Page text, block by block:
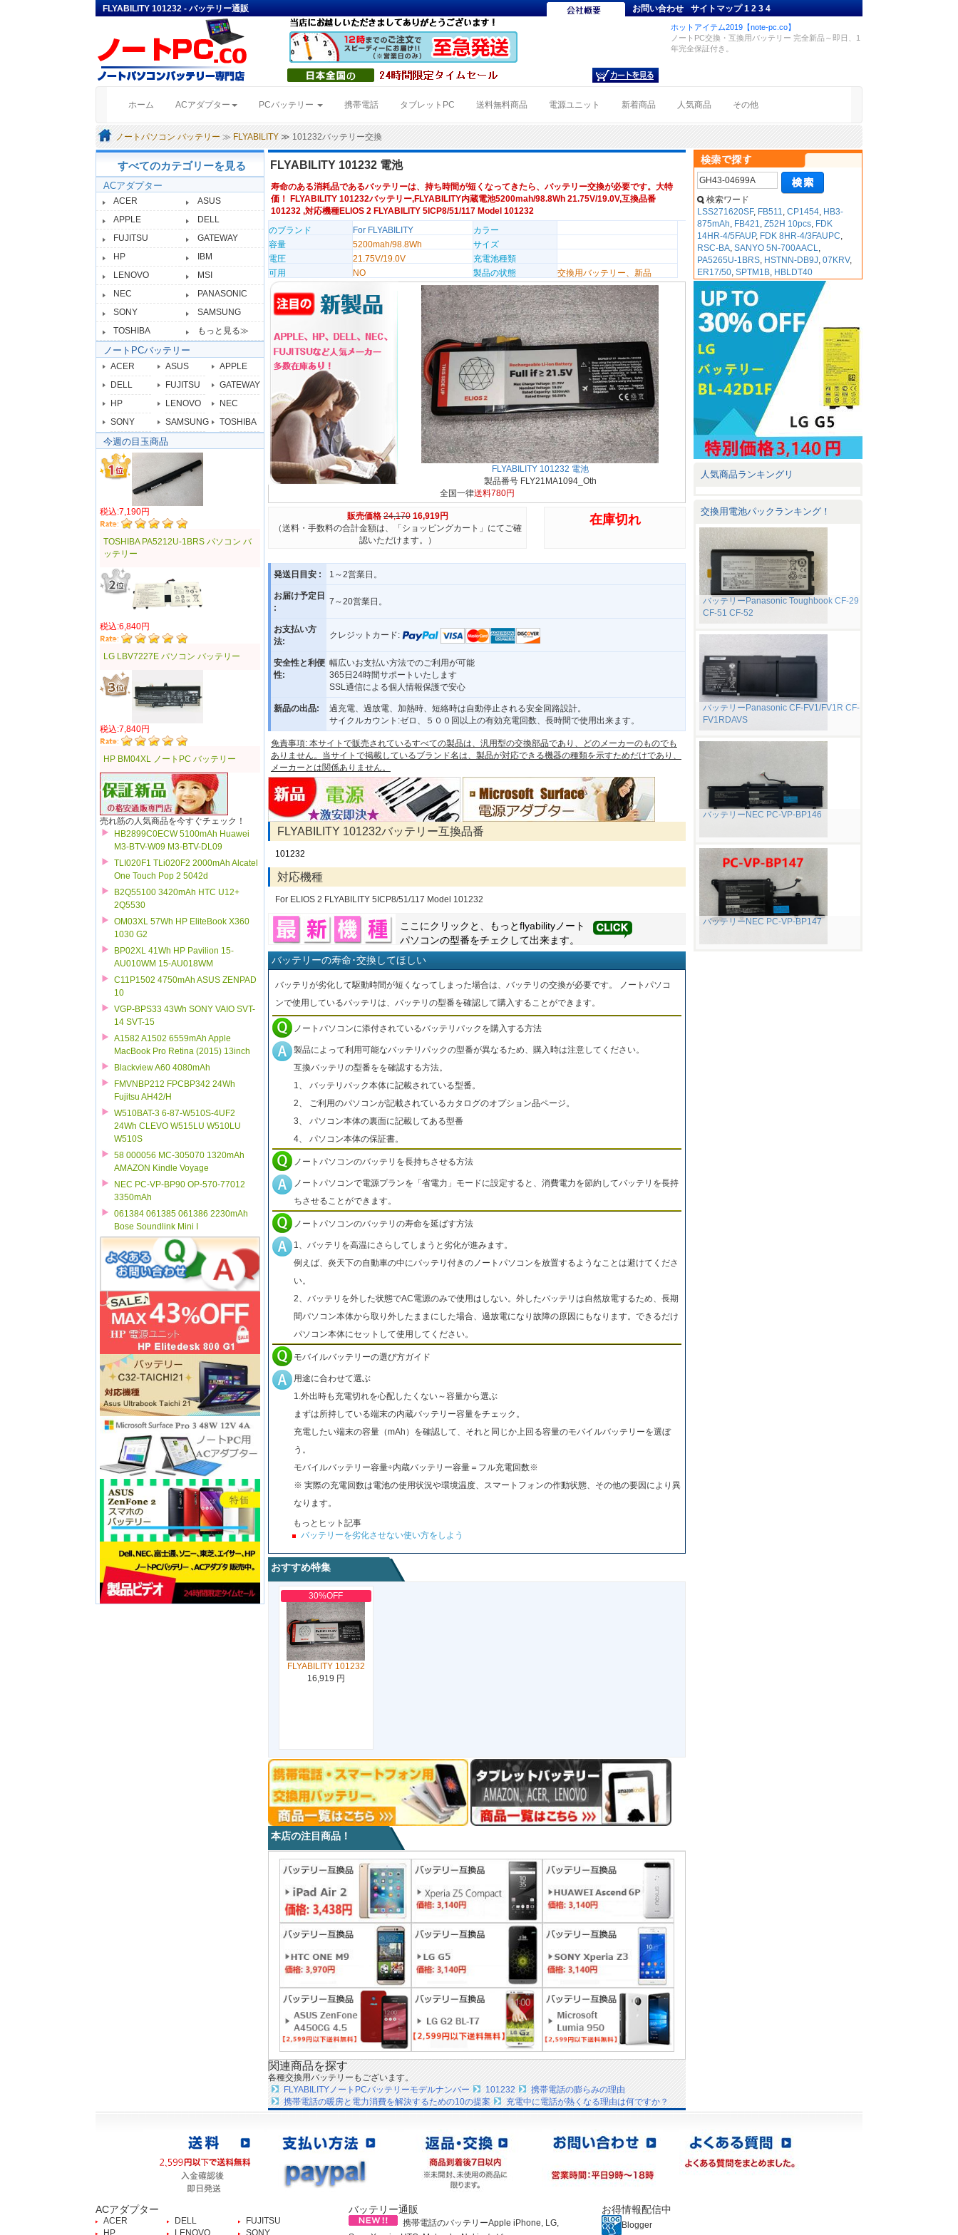
FLYABILITY 101232 - バッテリー通販 お問い合わせ サイトマップ 1234
ホットアイテム2019【note-pc.co】
ノートPC交換・互換用バッテリー 完全新品～即日、1
年完全保証付き。
ホーム (current)ACアダプター PCバッテリー 携帯電話 タブレットPC 送料無料商品 電源ユニット 新着商品 人気商品 その他
ノートパソコン バッテリー ≫ FLYABILITY ≫ 101232バッテリー交換
すべてのカテゴリーを見る
ACアダプター
ACER
ASUS
APPLE
DELL
FUJITSU
GATEWAY
HP
IBM
LENOVO
MSI
NEC
PANASONIC
SONY
SAMSUNG
TOSHIBA
もっと見る≫
ノートPCバッテリー
ACER ASUS
APPLE
DELL
FUJITSU
GATEWAY
HP
LENOVO
NEC
SONY
SAMSUNG TOSHIBA
今週の目玉商品
税込:7,190円
TOSHIBA PA5212U-1BRS パソコン バ
ッテリー
税込:6,840円
LG LBV7227E パソコン バッテリー
税込:7,840円
HP BM04XL ノートPC バッテリー
売れ筋の人気商品を今すぐチェック！
HB2899C0ECW 5100mAh Huawei
M3-BTV-W09 M3-BTV-DL09
TLI020F1 TLi020F2 2000mAh Alcatel
One Touch Pop 2 5042d
B2Q55100 3420mAh HTC U12+
2Q5530
OM03XL 57Wh HP EliteBook X360
1030 G2
BP02XL 41Wh HP Pavilion 15-
AU010WM 15-AU018WM
C11P1502 4750mAh ASUS ZENPAD
10
VGP-BPS33 43Wh SONY VAIO SVT-
14 SVT-15
A1582 A1502 6559mAh Apple
MacBook Pro Retina (2015) 13inch
Blackview A60 4080mAh
FMVNBP212 FPCBP342 24Wh
Fujitsu AH42/H
W510BAT-3 6-87-W510S-4UF2
24Wh CLEVO W515LU W510LU
W510S
58 000056 MC-305070 1320mAh
AMAZON Kindle Voyage
NEC PC-VP-BP90 OP-570-77012
3350mAh
061384 061385 061386 2230mAh
Bose Soundlink Mini I
FLYABILITY 101232 電池
寿命のある消耗品であるバッテリーは、持ち時間が短くなってきたら、バッテリー交換が必要です。大特
価！ FLYABILITY 101232バッテリー,FLYABILITY内蔵電池5200mah/98.8Wh 21.75V/19.0V,互換品番
101232 ,対応機種ELIOS 2 FLYABILITY 5ICP8/51/117 Model 101232
のブランド
For FLYABILITY
カラー
容量
5200mah/98.8Wh
サイズ
電圧
21.75V/19.0V
充電池種類
可用
NO 製品の状態 交換用バッテリー、新品
FLYABILITY 101232 電池
製品番号 FLY21MA1094_Oth
全国一律送料780円
販売価格 24,170 16,919円
（送料・手数料の合計金額は、「ショッピングカート」にてご確
認いただけます。）
在庫切れ
発送日目安 : 1～2営業日。
お届け予定日
:
7～20営業日。
お支払い方
法:
クレジットカード:
安全性と利便
性:
幅広いお支払い方法でのご利用が可能
365日24時間サポートいたします
SSL通信による個人情報保護で安心
新品の出品:
過充電、過放電、加熱時、短絡時は自動停止される安全回路設計。
サイクルカウント:ゼロ、５００回以上の有効充電回数、長時間で使用出来ます。
免責事項: 本サイトで販売されているすべての製品は、汎用型の交換部品であり、どのメーカーのものでも
ありません。当サイトで掲載しているブランド名は、製品が対応できる機器の種類を示すためだけであり、
メーカーとは関係ありません。
FLYABILITY 101232バッテリー互換品番
101232
対応機種
For ELIOS 2 FLYABILITY 5ICP8/51/117 Model 101232
ここにクリックと、もっとflyabilityノート
パソコンの型番をチェクして出来ます。
バッテリーの寿命･交換してほしい
バッテリが劣化して駆動時間が短くなってしまった場合は、バッテリの交換が必要です。 ノートパソコ
ンで使用しているバッテリは、バッテリの型番を確認して購入することができます。
ノートパソコンに添付されているバッテリパックを購入する方法
製品によって利用可能なバッテリパックの型番が異なるため、購入時は注意してください。
互換バッテリの型番をを確認する方法。
1、 バッテリパック本体に記載されている型番。
2、 ご利用のパソコンが記載されているカタログのオプション品ページ。
3、 パソコン本体の裏面に記載してある型番
4、 パソコン本体の保証書。
ノートパソコンのバッテリを長持ちさせる方法
ノートパソコンで電源プランを「省電力」モードに設定すると、消費電力を節約してバッテリを長持
ちさせることができます。
ノートパソコンのバッテリの寿命を延ばす方法
1、バッテリを高温にさらしてしまうと劣化が進みます。
例えば、炎天下の自動車の中にバッテリ付きのノートパソコンを放置するようなことは避けてくださ
い。
2、バッテリを外した状態でAC電源のみで使用はしない。外したバッテリは自然放電するため、長期
間パソコン本体から取り外したままにした場合、過放電になり故障の原因にもなります。できるだけ
パソコン本体にセットして使用してください。
モバイルバッテリーの選び方ガイド
用途に合わせて選ぶ
1.外出時も充電切れを心配したくない～容量から選ぶ
まずは所持している端末の内蔵バッテリー容量をチェック。
充電したい端末の容量（mAh）を確認して、それと同じか上回る容量のモバイルバッテリーを選ぼ
う。
モバイルバッテリー容量÷内蔵バッテリー容量＝フル充電回数※
※ 実際の充電回数は電池の使用状況や環境温度、スマートフォンの作動状態、その他の要因により異
なります。
もっとヒット記事
バッテリーを劣化させない使い方をしよう
おすすめ特集
30%OFF
FLYABILITY 101232
16,919 円
本店の注目商品！
関連商品を探す
各種交換用バッテリーもございます。
FLYABILITYノートPCバッテリーモデルナンバー
101232
携帯電話の膨らみの理由
携帯電話の暖房と電力消費を解決するための10の提案
充電中に電話が熱くなる理由は何ですか？
検索ワード
LSS271620SF, FB511,CP1454, HB3-
875mAh, FB421,Z52H 10pcs, FDK
14HR-4/5FAUP, FDK 8HR-4/3FAUPC,
RSC-BA,SANYO 5N-700AACL,
PA5265U-1BRS, HSTNN-DB9J,07KRV,
ER17/50,SPTM1B, HBLDT40
人気商品ランキングリ
交換用電池パックランキング！
バッテリーPanasonic Toughbook CF-29
CF-51 CF-52
バッテリーPanasonic CF-FV1/FV1R CF-
FV1RDAVS
バッテリーNEC PC-VP-BP146
バッテリーNEC PC-VP-BP147
ACアダプター
ACER DELL
FUJITSU
HP
LENOVO SONY
バッテリー通販
携帯電話のバッテリーApple iPhone, LG,
お得情報配信中
Blogger